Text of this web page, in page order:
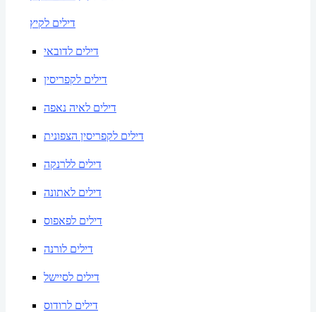
דילים לקיץ
דילים לדובאי
דילים לקפריסין
דילים לאיה נאפה
דילים לקפריסין הצפונית
דילים ללרנקה
דילים לאתונה
דילים לפאפוס
דילים לורנה
דילים לסיישל
דילים לרודוס